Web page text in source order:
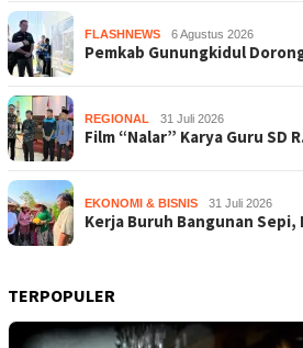
FLASHNEWS 6 Agustus 2026
Pemkab Gunungkidul
REGIONAL 31 Juli 2026
Film “Nalar” Karya Guru SD
EKONOMI & BISNIS 31 Juli 2026
Kerja Buruh Bangunan
TERPOPULER